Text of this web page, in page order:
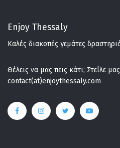
Enjoy Thessaly
Καλές διακοπές γεμάτες
Θέλεις να μας πεις κάτι; Στείλε
contact(at)enjoythessaly.com